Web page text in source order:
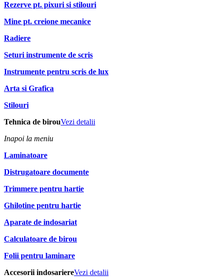
Rezerve pt. pixuri si stilouri
Mine pt. creione mecanice
Radiere
Seturi instrumente de scris
Instrumente pentru scris de lux
Arta si Grafica
Stilouri
Tehnica de birouVezi detalii
Inapoi la meniu
Laminatoare
Distrugatoare documente
Trimmere pentru hartie
Ghilotine pentru hartie
Aparate de indosariat
Calculatoare de birou
Folii pentru laminare
Accesorii indosariereVezi detalii